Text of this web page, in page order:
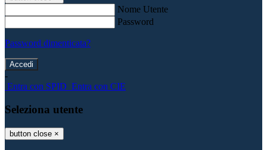
Nome Utente
Password
Password dimenticata?
-
Entra con SPID Entra con CIE
Seleziona utente
button close ×